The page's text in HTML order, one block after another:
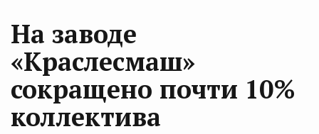
На заводе
«Краслесмаш»
сокращено почти 10%
коллектива